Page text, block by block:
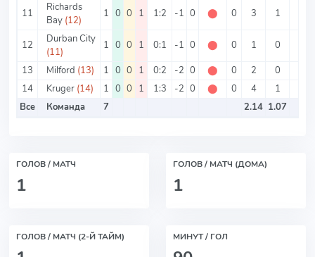
11
Richards
Bay (12)
1 0 0 1 1:2 -1 0 ⬤ 0 3 1
12
Durban City
(11)
1 0 0 1 0:1 -1 0 ⬤ 0 1 0
13
Milford (13) 1 0 0 1 0:2 -2 0 ⬤ 0 2 0
14
Kruger (14) 1 0 0 1 1:3 -2 0 ⬤ 0 4 1
Все
Команда 7 2.14 1.07
ГОЛОВ / МАТЧ
1
ГОЛОВ / МАТЧ (ДОМА)
1
ГОЛОВ / МАТЧ (2-Й ТАЙМ) МИНУТ / ГОЛ